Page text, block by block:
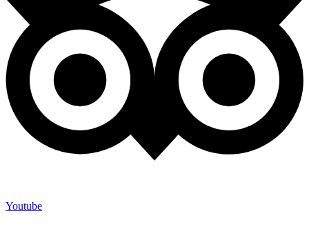
Youtube